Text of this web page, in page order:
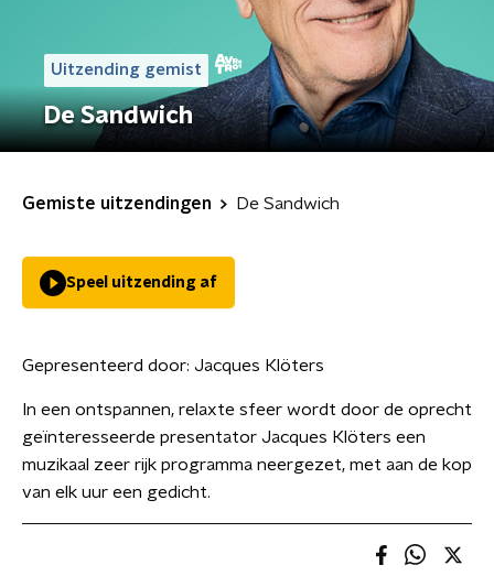
Uitzending gemist
De Sandwich
Gemiste uitzendingen De Sandwich
Speel uitzending af
Gepresenteerd door: Jacques Klöters
In een ontspannen, relaxte sfeer wordt door de oprecht
geïnteresseerde presentator Jacques Klöters een
muzikaal zeer rijk programma neergezet, met aan de kop
van elk uur een gedicht.